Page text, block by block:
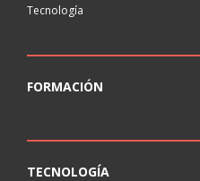
Tecnología
FORMACIÓN
TECNOLOGÍA